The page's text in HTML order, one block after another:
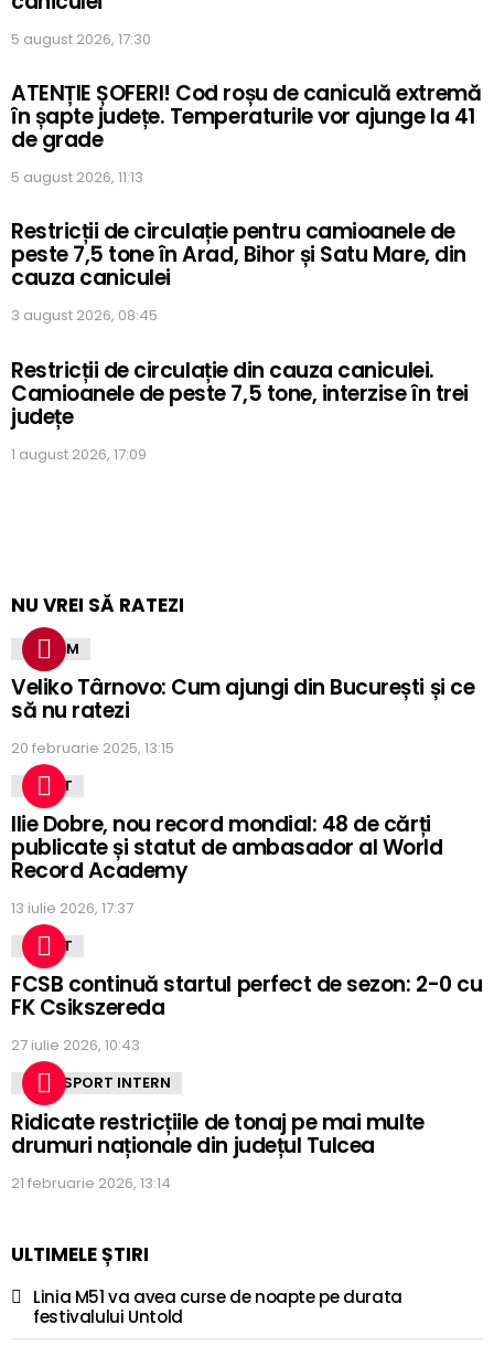
5 august 2026, 17:30
ATENȚIE ȘOFERI! Cod roșu de caniculă extremă
în șapte județe. Temperaturile vor ajunge la 41
de grade
5 august 2026, 11:13
Restricții de circulație pentru camioanele de
peste 7,5 tone în Arad, Bihor și Satu Mare, din
cauza caniculei
3 august 2026, 08:45
Restricții de circulație din cauza caniculei.
Camioanele de peste 7,5 tone, interzise în trei
județe
1 august 2026, 17:09
NU VREI SĂ RATEZI
TURISM
Veliko Târnovo: Cum ajungi din București și ce
să nu ratezi
20 februarie 2025, 13:15
SPORT
Ilie Dobre, nou record mondial: 48 de cărți
publicate și statut de ambasador al World
Record Academy
13 iulie 2026, 17:37
SPORT
FCSB continuă startul perfect de sezon: 2-0 cu
FK Csikszereda
27 iulie 2026, 10:43
TRANSPORT INTERN
Ridicate restricțiile de tonaj pe mai multe
drumuri naționale din județul Tulcea
21 februarie 2026, 13:14
ULTIMELE ȘTIRI
Linia M51 va avea curse de noapte pe durata
festivalului Untold